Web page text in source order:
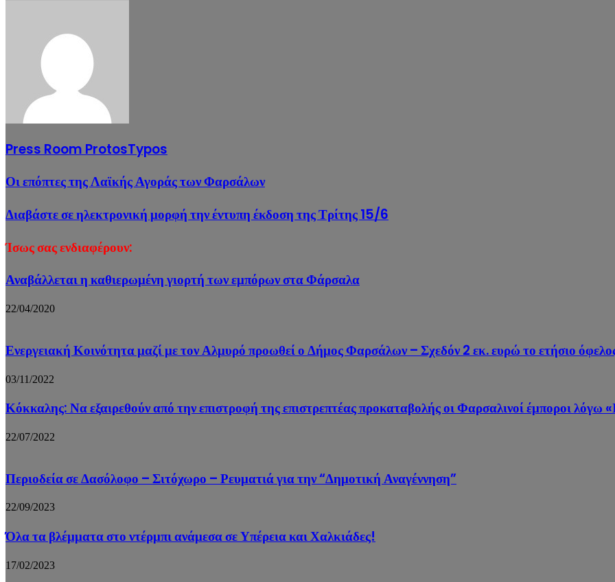
Press Room ProtosTypos
Οι επόπτες της Λαϊκής Αγοράς των Φαρσάλων
Διαβάστε σε ηλεκτρονική μορφή την έντυπη έκδοση της Τρίτης 15/6
Ίσως σας ενδιαφέρουν:
Αναβάλλεται η καθιερωμένη γιορτή των εμπόρων στα Φάρσαλα
22/04/2020
Ενεργειακή Κοινότητα μαζί με τον Αλμυρό προωθεί ο Δήμος Φαρσάλων – Σχεδόν 2 εκ. ευρώ το ετήσιο
03/11/2022
Κόκκαλης: Να εξαιρεθούν από την επιστροφή της επιστρεπτέας προκαταβολής οι Φαρσαλινοί έμποροι λόγω
22/07/2022
Περιοδεία σε Δασόλοφο – Σιτόχωρο – Ρευματιά για την “Δημοτική Αναγέννηση”
22/09/2023
Όλα τα βλέμματα στο ντέρμπι ανάμεσα σε Υπέρεια και Χαλκιάδες!
17/02/2023